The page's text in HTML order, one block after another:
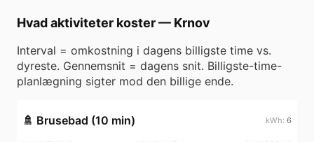
Hvad aktiviteter koster— Krnov
Interval = omkostning i dagens billigste time vs.
dyreste. Gennemsnit = dagens snit. Billigste-time-
planlægning sigter mod den billige ende.
🚿 Brusebad (10 min) 6